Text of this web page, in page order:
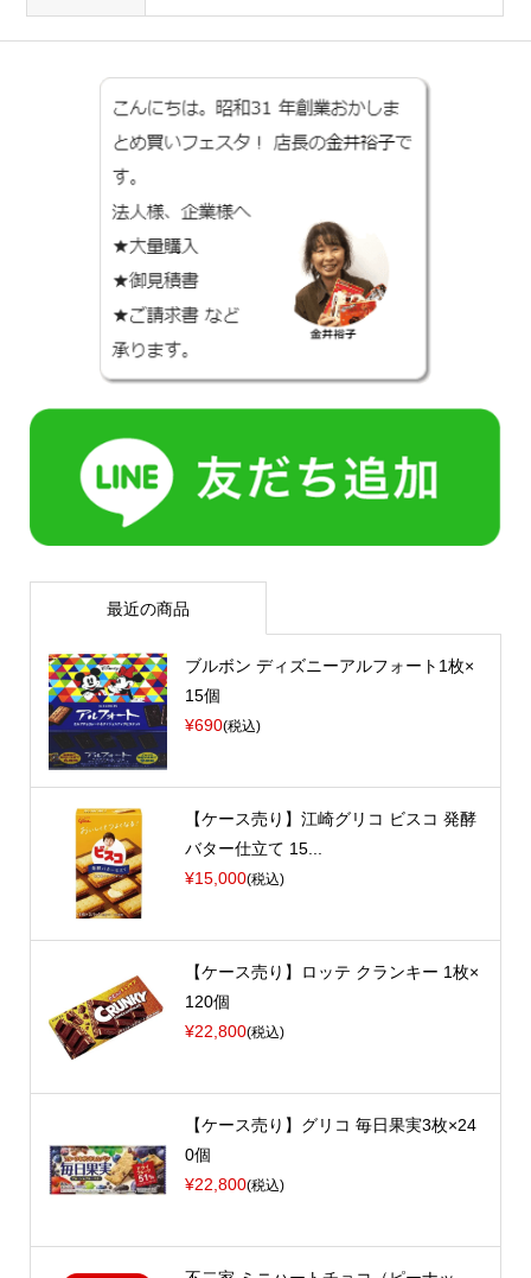
最近の商品
ブルボン ディズニーアルフォート1枚×
15個
¥690(税込)
【ケース売り】江崎グリコ ビスコ 発酵
バター仕立て 15...
¥15,000(税込)
【ケース売り】ロッテ クランキー 1枚×
120個
¥22,800(税込)
【ケース売り】グリコ 毎日果実3枚×24
0個
¥22,800(税込)